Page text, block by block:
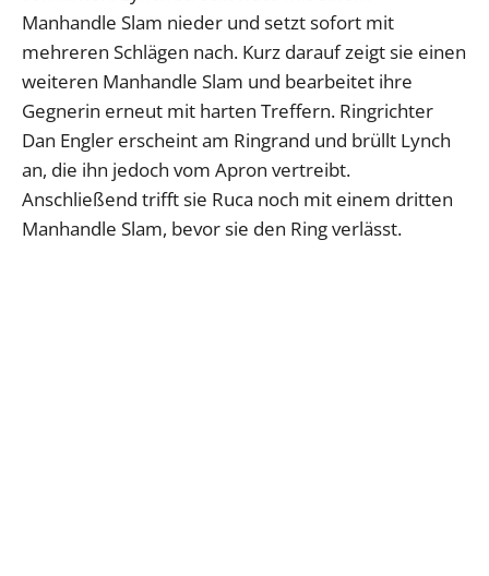
Manhandle Slam nieder und setzt sofort mit
mehreren Schlägen nach. Kurz darauf zeigt sie einen
weiteren Manhandle Slam und bearbeitet ihre
Gegnerin erneut mit harten Treffern. Ringrichter
Dan Engler erscheint am Ringrand und brüllt Lynch
an, die ihn jedoch vom Apron vertreibt.
Anschließend trifft sie Ruca noch mit einem dritten
Manhandle Slam, bevor sie den Ring verlässt.